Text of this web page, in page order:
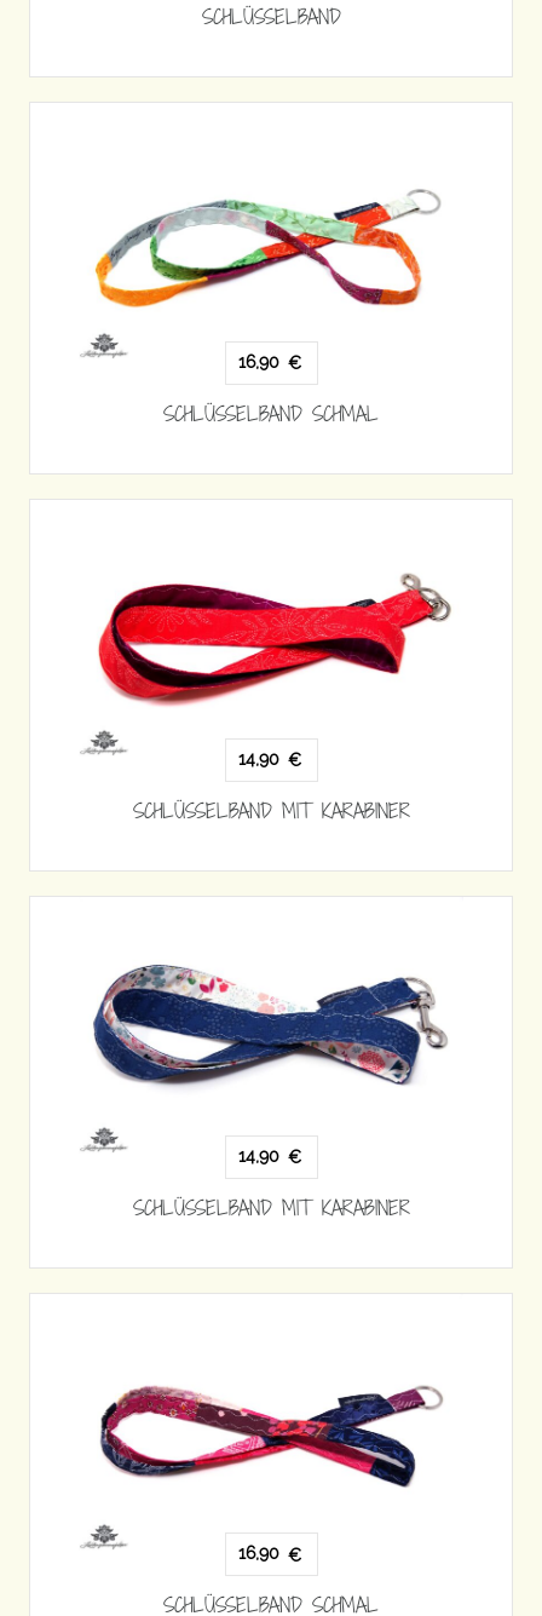
SCHLÜSSELBAND
16,90 €
SCHLÜSSELBAND SCHMAL
14,90 €
SCHLÜSSELBAND MIT KARABINER
14,90 €
SCHLÜSSELBAND MIT KARABINER
16,90 €
SCHLÜSSELBAND SCHMAL